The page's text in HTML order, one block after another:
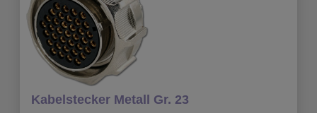
Kabelstecker Metall Gr. 23